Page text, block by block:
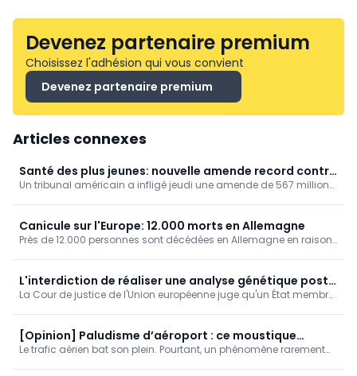
Devenez partenaire premium
Choisissez l'adhésion qui vous convient
Devenez partenaire premium
Articles connexes
Santé des plus jeunes: nouvelle amende record contre
Meta !
Un tribunal américain a infligé jeudi une amende de 567 millions
de mesures pour protéger les jeunes utilisateurs.
Canicule sur l'Europe: 12.000 morts en Allemagne
Près de 12.000 personnes sont décédées en Allemagne en raison
L'interdiction de réaliser une analyse génétique post
mortem ne produit pas d'effet transfrontalier
La Cour de justice de l'Union européenne juge qu'un État membre
seul motif que sa législation nationale interdit un tel examen.
[Opinion] Paludisme d’aéroport : ce moustique
voyage à tire-d’ailes !
Le trafic aérien bat son plein. Pourtant, un phénomène rarement